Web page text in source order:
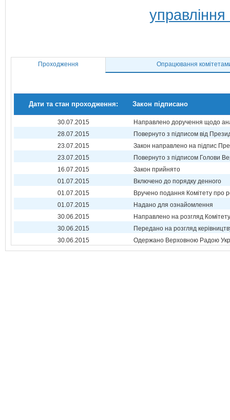
Проходження Опрацювання
Дати та стан проходження: Закон підписано
30.07.2015
Направлено доручення щодо
28.07.2015
Повернуто з підписом від
23.07.2015
Закон направлено на підпис
23.07.2015
Повернуто з підписом Голови
16.07.2015
Закон прийнято
01.07.2015
Включено до порядку денного
01.07.2015
Вручено подання Комітету про
01.07.2015
Надано для ознайомлення
30.06.2015
Направлено на розгляд Комітету
30.06.2015
Передано на розгляд
30.06.2015
Одержано Верховною Радою